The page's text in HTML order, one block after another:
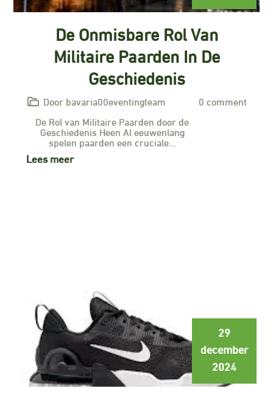
De Onmisbare Rol Van
Militaire Paarden In De
Geschiedenis
Door bavaria00eventingteam
0 comment
De Rol van Militaire Paarden door de
Geschiedenis Heen Al eeuwenlang
spelen paarden een cruciale…
Lees meer
29
december
2024